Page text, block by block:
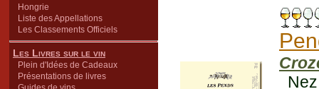
Hongrie
Liste des Appellations
Les Classements Officiels
Les Livres sur le vin
Plein d'Idées de Cadeaux
Présentations de livres